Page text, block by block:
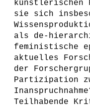
künstlerischen
sie sich
als de-
feministische
aktuelles
der
Partizipation
Teilhabende